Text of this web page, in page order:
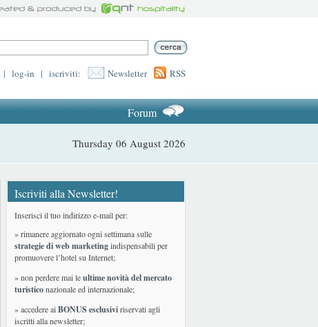
| log-in | iscriviti: Newsletter RSS
Forum
Thursday 06 August 2026
Iscriviti alla Newsletter!
Inserisci il tuo indirizzo e-mail per:
» rimanere aggiornato ogni settimana sulle
strategie di web marketingindispensabili per
promuovere l’hotel su Internet;
» non perdere mai leultime novità del mercato
turisticonazionale ed internazionale;
» accedere aiBONUS esclusiviriservati agli
iscritti alla newsletter;